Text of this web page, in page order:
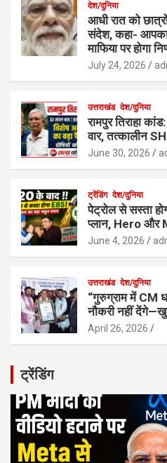
देश/दुनिया
आधी रात को
संदेश, कहा- आपका
माफिया पर होगा
July 24, 2026
उत्तराखंड देश/दुनिया
रामपुर तिराहा
वार, तत्कालीन
June 30, 2026
ट्रेंडिंग देश/दुनिया
पेट्रोल से सस्ता
प्लान, Hero और
June 4, 2026
उत्तराखंड देश/दुनिया
“गुरुग्राम में CM
नौकरी नहीं
April 26, 2026
ट्रेंडिंग